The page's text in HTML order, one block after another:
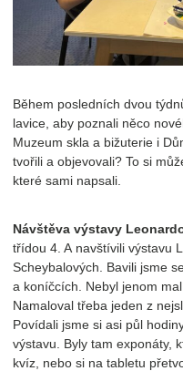
Během posledních dvou
lavice, aby poznali něco
Muzeum skla a bižuterie i
tvořili a objevovali? To si
které sami napsali.
Návštěva výstavy
třídou 4. A navštívili výstavu
Scheybalových. Bavili jsme
a koníčcích. Nebyl jenom
Namaloval třeba jeden z
Povídali jsme si asi půl
výstavu. Byly tam exponáty,
kvíz, nebo si na tabletu